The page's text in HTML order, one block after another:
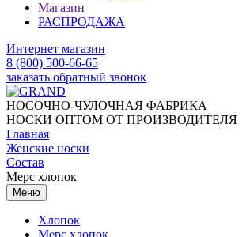
Магазин
РАСПРОДАЖА
Интернет магазин
8 (800) 500-66-65
заказать обратный звонок
НОСОЧНО-ЧУЛОЧНАЯ ФАБРИКА
НОСКИ ОПТОМ ОТ ПРОИЗВОДИТЕЛЯ
Главная
Женские носки
Состав
Мерс хлопок
Меню
Хлопок
Мерс хлопок